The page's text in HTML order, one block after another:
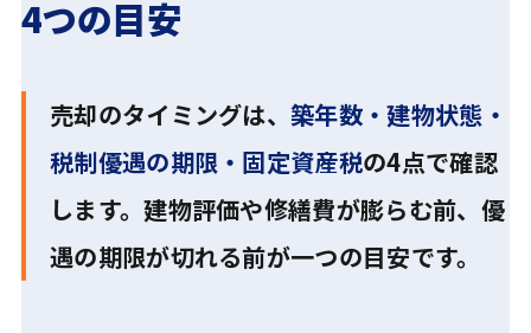
4つの目安
売却のタイミングは、築年数・建物状態・
税制優遇の期限・固定資産税の4点で確認
します。建物評価や修繕費が膨らむ前、優
遇の期限が切れる前が一つの目安です。